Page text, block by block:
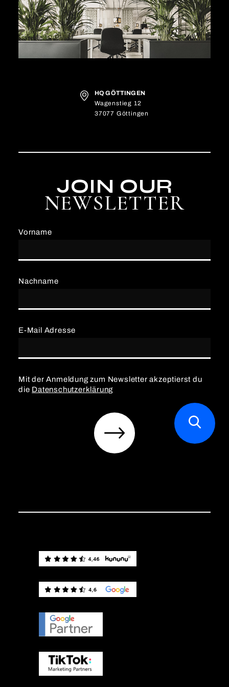
HQ GÖTTINGEN
Wagenstieg 12
37077 Göttingen
JOIN OUR
NEWSLETTER
Vorname
E-Mail Adresse
Nachname
Mit der Anmeldung zum Newsletter akzeptierst du
die Datenschutzerklärung